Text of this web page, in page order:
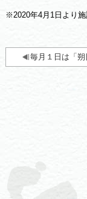
※2020年4月1日より施
毎月１日は「